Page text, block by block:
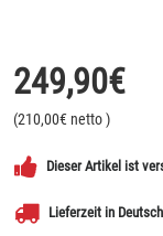
249,90€
(210,00€ netto)
Dieser Artikel ist
Lieferzeit in